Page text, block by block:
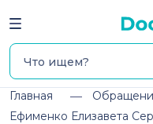
Главная
Ефименко Елизавета